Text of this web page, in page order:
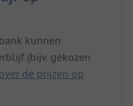
kunnen
(bijv. gekozen
de prijzen op